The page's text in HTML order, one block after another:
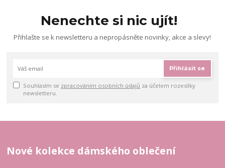
Nenechte si nic ujít!
Přihlašte se k newsletteru a nepropásněte novinky, akce a slevy!
Přihlásit se
Souhlasím se zpracováním osobních údajů za účelem rozesílky
newsletteru.
Nové kolekce dámského oblečení